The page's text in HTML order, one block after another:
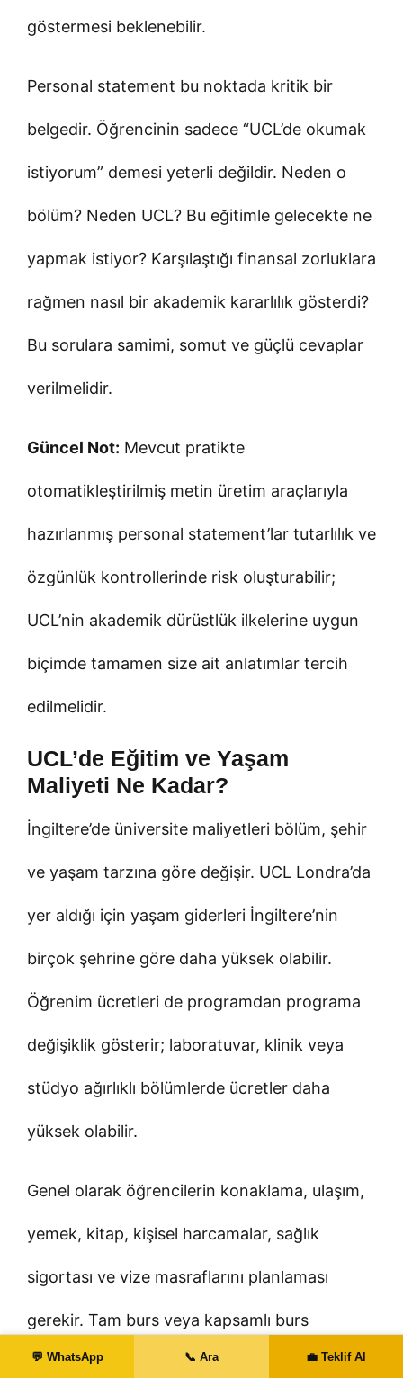
göstermesi beklenebilir.
Personal statement bu noktada kritik bir
belgedir. Öğrencinin sadece “UCL’de okumak
istiyorum” demesi yeterli değildir. Neden o
bölüm? Neden UCL? Bu eğitimle gelecekte ne
yapmak istiyor? Karşılaştığı finansal zorluklara
rağmen nasıl bir akademik kararlılık gösterdi?
Bu sorulara samimi, somut ve güçlü cevaplar
verilmelidir.
Güncel Not: Mevcut pratikte
otomatikleştirilmiş metin üretim araçlarıyla
hazırlanmış personal statement’lar tutarlılık ve
özgünlük kontrollerinde risk oluşturabilir;
UCL’nin akademik dürüstlük ilkelerine uygun
biçimde tamamen size ait anlatımlar tercih
edilmelidir.
UCL’de Eğitim ve Yaşam
Maliyeti Ne Kadar?
İngiltere’de üniversite maliyetleri bölüm, şehir
ve yaşam tarzına göre değişir. UCL Londra’da
yer aldığı için yaşam giderleri İngiltere’nin
birçok şehrine göre daha yüksek olabilir.
Öğrenim ücretleri de programdan programa
değişiklik gösterir; laboratuvar, klinik veya
stüdyo ağırlıklı bölümlerde ücretler daha
yüksek olabilir.
Genel olarak öğrencilerin konaklama, ulaşım,
yemek, kitap, kişisel harcamalar, sağlık
sigortası ve vize masraflarını planlaması
gerekir. Tam burs veya kapsamlı burs
seçenekleri bu yükü önemli ölçüde
💬 WhatsApp 📞 Ara 💼 Teklif Al